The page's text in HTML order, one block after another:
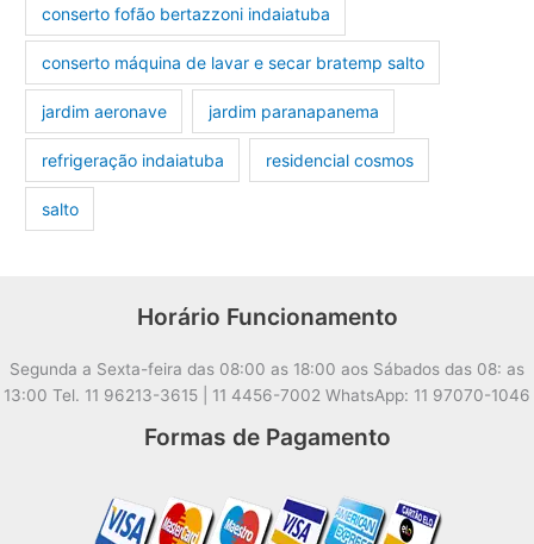
conserto fofão bertazzoni indaiatuba
conserto máquina de lavar e secar bratemp salto
jardim aeronave jardim paranapanema
refrigeração indaiatuba residencial cosmos
salto
Horário Funcionamento
Segunda a Sexta-feira das 08:00 as 18:00 aos Sábados das 08: as
13:00 Tel. 11 96213-3615 | 11 4456-7002 WhatsApp: 11 97070-1046
Formas de Pagamento